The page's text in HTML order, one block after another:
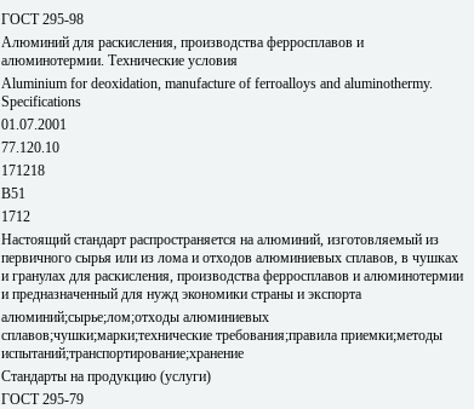
ГОСТ 295-98
Алюминий для раскисления, производства ферросплавов и
алюминотермии. Технические условия
Aluminium for deoxidation, manufacture of ferroalloys and aluminothermy.
Specifications
01.07.2001
77.120.10
171218
В51
1712
Настоящий стандарт распространяется на алюминий, изготовляемый из
первичного сырья или из лома и отходов алюминиевых сплавов, в чушках
и гранулах для раскисления, производства ферросплавов и алюминотермии
и предназначенный для нужд экономики страны и экспорта
алюминий;сырье;лом;отходы алюминиевых
сплавов;чушки;марки;технические требования;правила приемки;методы
испытаний;транспортирование;хранение
Стандарты на продукцию (услуги)
ГОСТ 295-79